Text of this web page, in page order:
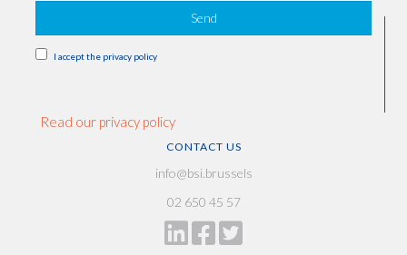
Send
I accept the privacy policy
Read our privacy policy
CONTACT US
info@bsi.brussels
02 650 45 57